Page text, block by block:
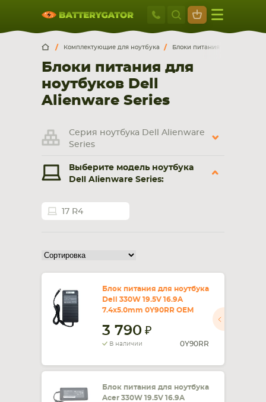
Москва
+7 495 414
Москва Санкт-Петербург
г. Москва, ул. Ткацкая, 5с3 (м. Семеновская)
5 мин. ходьбы от ст.м. “Семеновская”
+7 495 414 28 59
9:00-21:00
смартфона, планшета
КОМПЛЕКТУЮЩИЕ
Комплектующие для ноутбука Блоки питания для
Блоки питания для
ноутбуков Dell
Alienware Series
Серия ноутбука Dell Alienware
Series
Выберите модель ноутбука
Dell Alienware Series:
17 R4
Блок питания для ноутбука
Dell 330W 19.5V 16.9A
7.4x5.0mm 0Y90RR OEM
3 790
В наличии 0Y90RR
Блок питания для ноутбука
Acer 330W 19.5V 16.9A